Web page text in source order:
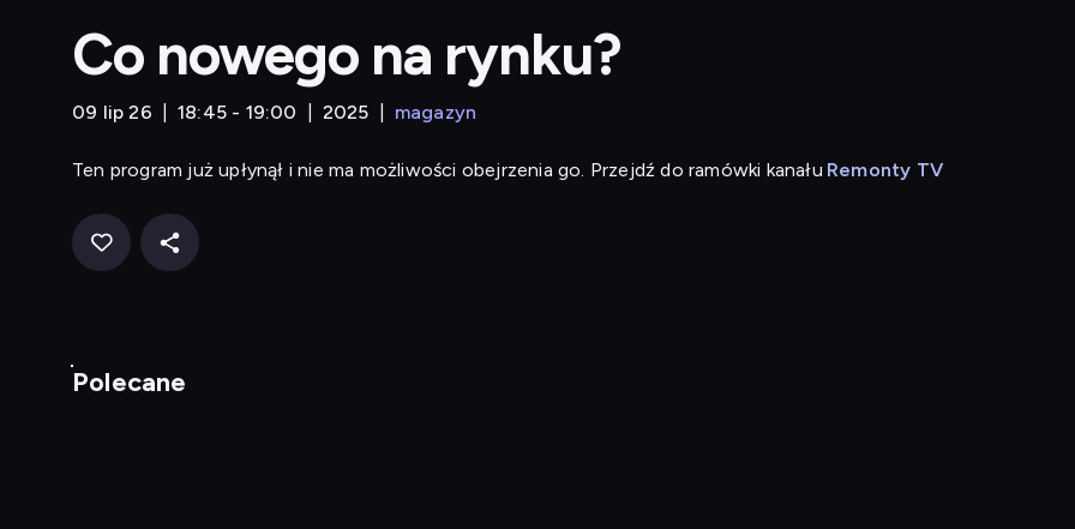
Co nowego na rynku?
09 lip 26 18:45 - 19:00 2025 magazyn
Ten program już upłynął i nie ma możliwości obejrzenia go. Przejdź do ramówki kanału Remonty TV
Polecane